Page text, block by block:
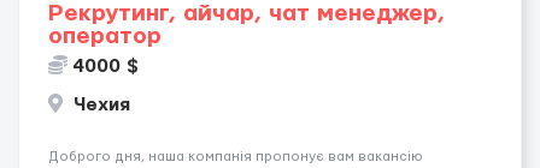
Рекрутинг, айчар, чат менеджер,
оператор
4000 $
Чехия
Доброго дня, наша компанія пропонує вам вакансію